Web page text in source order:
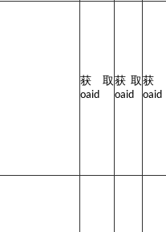
获取
oaid
获取
oaid
获
oaid